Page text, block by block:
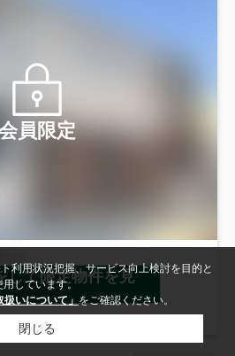
員限定
して限定物件を見
利用状況把握、サービス向上検討を目的と
用しています。
いについて」をご確認ください。
閉じる